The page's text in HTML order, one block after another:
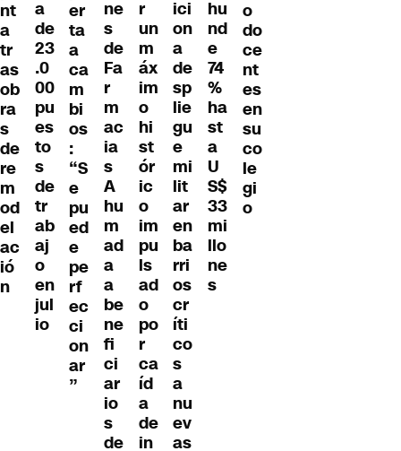
nt
a
tr
as
ob
ra
s
de
re
m
od
el
ac
ió
n
a
de
23
.0
00
pu
es
to
s
de
tr
ab
aj
o
en
jul
io
er
ta
a
ca
m
bi
os
:
“S
e
pu
ed
e
pe
rf
ec
ci
on
ar
”
ne
s
de
Fa
r
m
ac
ia
s
A
hu
m
ad
a
a
be
ne
fi
ci
ar
io
s
de
r
un
m
áx
im
o
hi
st
ór
ic
o
im
pu
ls
ad
o
po
r
ca
íd
a
de
in
ici
on
a
de
sp
lie
gu
e
mi
lit
ar
en
ba
rri
os
cr
íti
co
s
a
nu
ev
as
hu
nd
e
74
%
ha
st
a
U
S$
33
mi
llo
ne
s
o
do
ce
nt
es
en
su
co
le
gi
o